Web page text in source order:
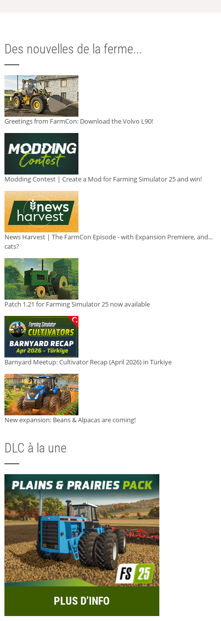
Des nouvelles de la ferme...
Greetings from FarmCon: Download the Volvo L90!
Modding Contest | Create a Mod for Farming Simulator 25 and win!
News Harvest | The FarmCon Episode - with Expansion Premiere, and...
cats?
Patch 1.21 for Farming Simulator 25 now available
Barnyard Meetup: Cultivator Recap (April 2026) in Türkiye
New expansion: Beans & Alpacas are coming!
DLC à la une
PLUS D’INFO